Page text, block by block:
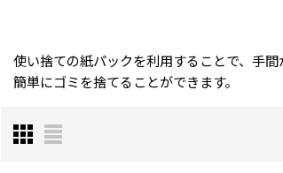
使い捨ての紙パックを利用することで、手間
簡単にゴミを捨てることができます。